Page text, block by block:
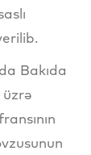
Bakıda